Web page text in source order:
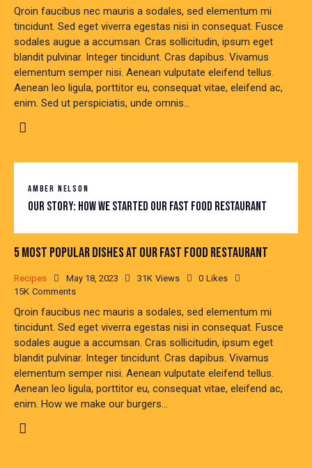
Qroin faucibus nec mauris a sodales, sed elementum mi
tincidunt. Sed eget viverra egestas nisi in consequat. Fusce
sodales augue a accumsan. Cras sollicitudin, ipsum eget
blandit pulvinar. Integer tincidunt. Cras dapibus. Vivamus
elementum semper nisi. Aenean vulputate eleifend tellus.
Aenean leo ligula, porttitor eu, consequat vitae, eleifend ac,
enim. Sed ut perspiciatis, unde omnis…
AMBER NELSON
Our story: how we started our fast food restaurant
5 MOST POPULAR DISHES AT OUR FAST FOOD RESTAURANT
Recipes May 18, 2023 31K Views 0 Likes
15K Comments
Qroin faucibus nec mauris a sodales, sed elementum mi
tincidunt. Sed eget viverra egestas nisi in consequat. Fusce
sodales augue a accumsan. Cras sollicitudin, ipsum eget
blandit pulvinar. Integer tincidunt. Cras dapibus. Vivamus
elementum semper nisi. Aenean vulputate eleifend tellus.
Aenean leo ligula, porttitor eu, consequat vitae, eleifend ac,
enim. How we make our burgers…